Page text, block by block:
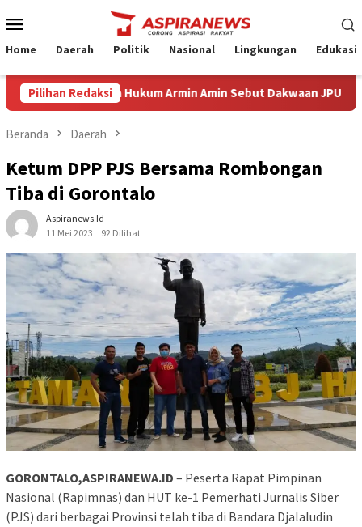
ke
Mobile
Home Daerah Politik Nasional Lingkungan Edukasi
Pilihan Redaksi
Kuasa Hukum Armin Amin Sebut Dakwaan JPU Cacat
Beranda Daerah
Ketum DPP PJS Bersama Rombongan
Tiba di Gorontalo
Aspiranews.id
11 Mei 2023
92 Dilihat
GORONTALO,ASPIRANEWA.ID – Peserta Rapat Pimpinan
Nasional (Rapimnas) dan HUT ke-1 Pemerhati Jurnalis Siber
(PJS) dari berbagai Provinsi telah tiba di Bandara Djalaludin